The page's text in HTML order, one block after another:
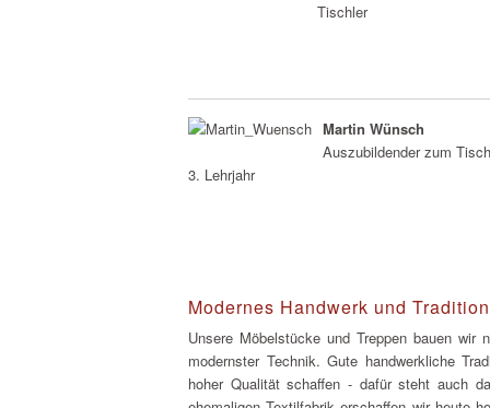
Tischler
Martin Wünsch
Auszubildender zum
3. Lehrjahr
Modernes Handwerk und Tradition
Unsere Möbelstücke und Treppen bauen wir
modernster Technik. Gute handwerkliche
hoher Qualität schaffen - dafür steht auch